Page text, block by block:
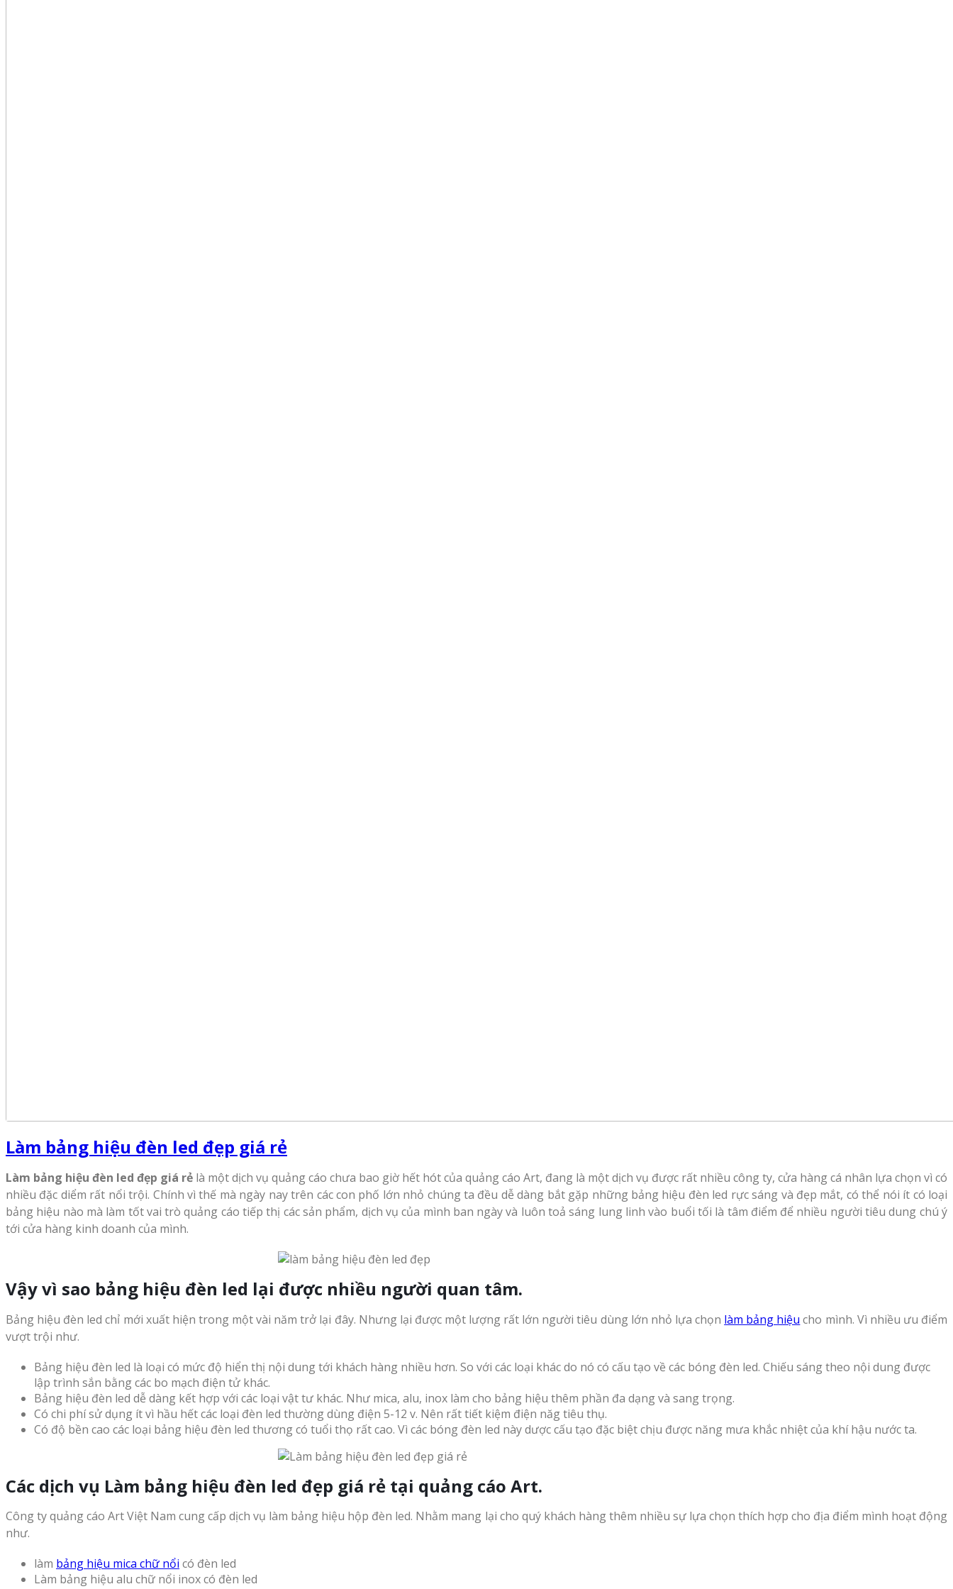
Làm bảng hiệu đèn led đẹp giá rẻ
Làm bảng hiệu đèn led đẹp giá rẻ là một dịch vụ quảng cáo chưa bao giờ hết hót của quảng cáo Art, đang là một dịch vụ được rất nhiều công ty, cửa hàng cá nhân lựa chọn vì có
nhiều đặc diểm rất nổi trội. Chính vì thế mà ngày nay trên các con phố lớn nhỏ chúng ta đều dễ dàng bắt gặp những bảng hiệu đèn led rực sáng và đẹp mắt, có thể nói ít có loại
bảng hiệu nào mà làm tốt vai trò quảng cáo tiếp thị các sản phẩm, dịch vụ của mình ban ngày và luôn toả sáng lung linh vào buổi tối là tâm điểm để nhiều người tiêu dung chú ý
tới cửa hàng kinh doanh của mình.
Vậy vì sao bảng hiệu đèn led lại được nhiều người quan tâm.
Bảng hiệu đèn led chỉ mới xuất hiện trong một vài năm trở lại đây. Nhưng lại được một lượng rất lớn người tiêu dùng lớn nhỏ lựa chọn làm bảng hiệu cho mình. Vì nhiều ưu điểm
vượt trội như.
Bảng hiệu đèn led là loại có mức độ hiển thị nội dung tới khách hàng nhiều hơn. So với các loại khác do nó có cấu tạo về các bóng đèn led. Chiếu sáng theo nội dung được
lập trình sắn bằng các bo mạch điện tử khác.
Bảng hiệu đèn led dễ dàng kết hợp với các loại vật tư khác. Như mica, alu, inox làm cho bảng hiệu thêm phần đa dạng và sang trọng.
Có chi phí sử dụng ít vì hầu hết các loại đèn led thường dùng điện 5-12 v. Nên rất tiết kiệm điện năg tiêu thụ.
Có độ bền cao các loại bảng hiệu đèn led thương có tuổi thọ rất cao. Vì các bóng đèn led này dược cấu tạo đặc biệt chịu được năng mưa khắc nhiệt của khí hậu nước ta.
Các dịch vụ Làm bảng hiệu đèn led đẹp giá rẻ tại quảng cáo Art.
Công ty quảng cáo Art Việt Nam cung cấp dịch vụ làm bảng hiệu hộp đèn led. Nhằm mang lại cho quý khách hàng thêm nhiều sự lựa chọn thích hợp cho địa điểm mình hoạt động
như.
làm bảng hiệu mica chữ nổi có đèn led
Làm bảng hiệu alu chữ nổi inox có đèn led